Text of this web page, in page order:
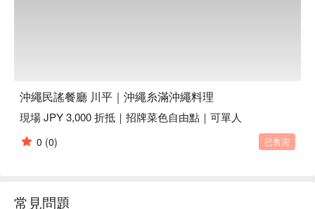
沖繩民謠餐廳 川平｜沖繩糸滿沖繩料理
現場 JPY 3,000 折抵｜招牌菜色自由點｜可單人
0 (0) 已售完
常見問題